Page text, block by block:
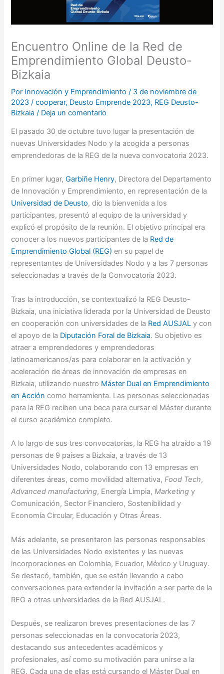
Encuentro Online de la Red de
Emprendimiento Global Deusto-
Bizkaia
Por Innovación y Emprendimiento / 3 de noviembre de
2023 /cooperar, Deusto Emprende 2023, REG Deusto-
Bizkaia / Deja un comentario
El pasado 30 de octubre tuvo lugar la presentación de
nuevas Universidades Nodo y la acogida a personas
emprendedoras de la REG de la nueva convocatoria 2023.
En primer lugar,Garbiñe Henry, Directora del Departamento
de Innovación y Emprendimiento, en representación de la
Universidad de Deusto, dio la bienvenida a los
participantes, presentó al equipo de la universidad y
explicó el propósito de la reunión. El objetivo principal era
conocer a los nuevos participantes de la Red de
Emprendimiento Global (REG) en su papel de
representantes de Universidades Nodo y a las 7 personas
seleccionadas a través de la Convocatoria 2023.
Tras la introducción, se contextualizó la REG Deusto-
Bizkaia, una iniciativa liderada por la Universidad de Deusto
en cooperación con universidades de la Red AUSJAL y con
el apoyo de la Diputación Foral de Bizkaia. Su objetivo es
atraer a emprendedores y emprendedoras
latinoamericanos/as para colaborar en la activación y
aceleración de áreas de innovación de empresas en
Bizkaia, utilizando nuestro Máster Dual en Emprendimiento
en Acción como herramienta. Las personas seleccionadas
para la REG reciben una beca para cursar el Máster durante
el curso académico completo.
A lo largo de sus tres convocatorias, la REG ha atraído a 19
personas de 9 países a Bizkaia, a través de 13
Universidades Nodo, colaborando con 13 empresas en
diferentes áreas, como movilidad alternativa,Food Tech,
Advanced manufacturing, Energía Limpia,Marketing y
Comunicación, Sector Financiero, Sostenibilidad y
Economía Circular, Educación y Otras Áreas.
Más adelante, se presentaron las personas responsables
de las Universidades Nodo existentes y las nuevas
incorporaciones en Colombia, Ecuador, México y Uruguay.
Se destacó, también, que se están llevando a cabo
conversaciones para extender la invitación a ser parte de la
REG a otras universidades de la Red AUSJAL.
Después, se realizaron breves presentaciones de las 7
personas seleccionadas en la convocatoria 2023,
destacando sus antecedentes académicos y
profesionales, así como su motivación para unirse a la
REG. Cada una de ellas está cursando el Máster Dual en